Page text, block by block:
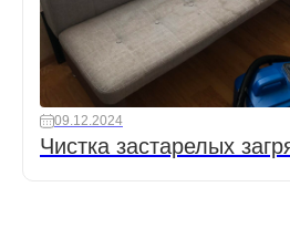
09.12.2024
Чистка застарелых